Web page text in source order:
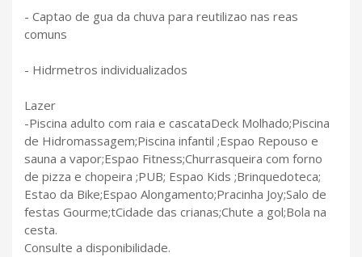
- Captao de gua da chuva para reutilizao nas reas
comuns
- Hidrmetros individualizados
Lazer
-Piscina adulto com raia e cascataDeck Molhado;Piscina
de Hidromassagem;Piscina infantil ;Espao Repouso e
sauna a vapor;Espao Fitness;Churrasqueira com forno
de pizza e chopeira ;PUB; Espao Kids ;Brinquedoteca;
Estao da Bike;Espao Alongamento;Pracinha Joy;Salo de
festas Gourme;tCidade das crianas;Chute a gol;Bola na
cesta.
Consulte a disponibilidade.